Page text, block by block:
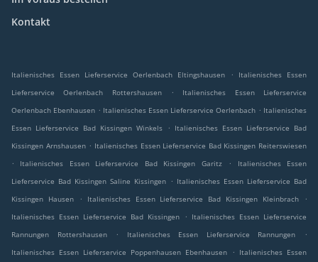
Kontakt
Italienisches Essen Lieferservice Oerlenbach Eltingshausen .
Italienisches Essen
Lieferservice Oerlenbach Rottershausen
.
Italienisches Essen Lieferservice
Oerlenbach Ebenhausen . Italienisches Essen Lieferservice Oerlenbach . Italienisches
Essen Lieferservice Bad Kissingen Winkels
. Italienisches Essen Lieferservice Bad
Kissingen Arnshausen . Italienisches Essen Lieferservice Bad Kissingen Reiterswiesen
.
Italienisches Essen Lieferservice Bad Kissingen Garitz .
Italienisches Essen
Lieferservice Bad Kissingen Saline Kissingen . Italienisches Essen Lieferservice Bad
Kissingen Hausen
. Italienisches Essen Lieferservice Bad Kissingen Kleinbrach
.
Italienisches Essen Lieferservice Bad Kissingen
. Italienisches Essen Lieferservice
Rannungen Rottershausen
. Italienisches Essen Lieferservice Rannungen
.
Italienisches Essen Lieferservice Poppenhausen Ebenhausen
. Italienisches Essen